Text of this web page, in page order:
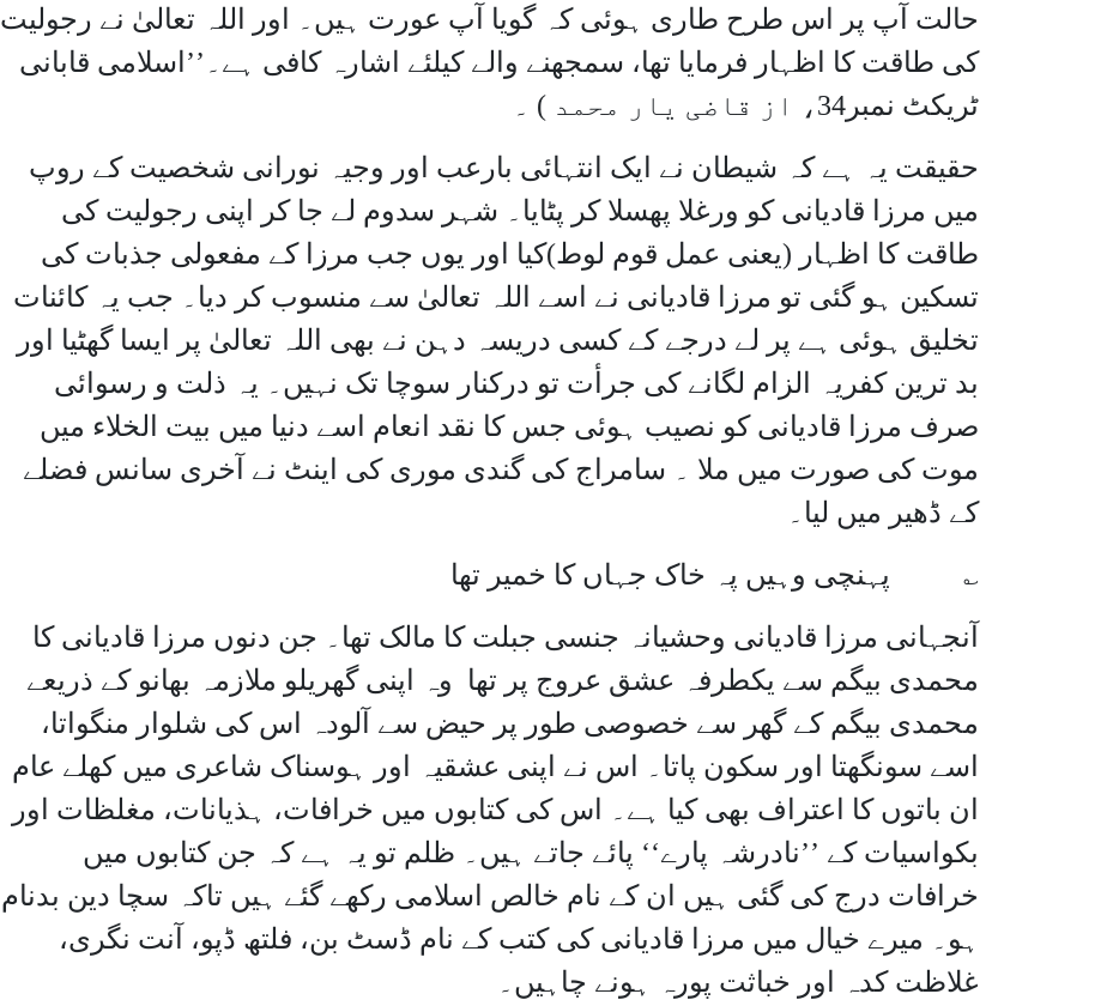
حالت آپ پر اس طرح طاری ہوئی کہ گویا آپ عورت ہیں۔ اور اللہ تعالیٰ نے رجولیت
کی طاقت کا اظہار فرمایا تھا، سمجھنے والے کیلئے اشارہ کافی ہے۔’’اسلامی قابانی
ٹریکٹ نمبر34، از قاضی یار محمد ) ۔
حقیقت یہ ہے کہ شیطان نے ایک انتہائی بارعب اور وجیہ نورانی شخصیت کے روپ
میں مرزا قادیانی کو ورغلا پھسلا کر پٹایا۔ شہر سدوم لے جا کر اپنی رجولیت کی
طاقت کا اظہار (یعنی عمل قوم لوط)کیا اور یوں جب مرزا کے مفعولی جذبات کی
تسکین ہو گئی تو مرزا قادیانی نے اسے اللہ تعالیٰ سے منسوب کر دیا۔ جب یہ کائنات
تخلیق ہوئی ہے پر لے درجے کے کسی دریسہ دہن نے بھی اللہ تعالیٰ پر ایسا گھٹیا اور
بد ترین کفریہ الزام لگانے کی جرأت تو درکنار سوچا تک نہیں۔ یہ ذلت و رسوائی
صرف مرزا قادیانی کو نصیب ہوئی جس کا نقد انعام اسے دنیا میں بیت الخلاء میں
موت کی صورت میں ملا ۔ سامراج کی گندی موری کی اینٹ نے آخری سانس فضلے
کے ڈھیر میں لیا۔
؎ پہنچی وہیں پہ خاک جہاں کا خمیر تھا
آنجہانی مرزا قادیانی وحشیانہ جنسی جبلت کا مالک تھا۔ جن دنوں مرزا قادیانی کا
محمدی بیگم سے یکطرفہ عشق عروج پر تھا وہ اپنی گھریلو ملازمہ بھانو کے ذریعے
محمدی بیگم کے گھر سے خصوصی طور پر حیض سے آلودہ اس کی شلوار منگواتا،
اسے سونگھتا اور سکون پاتا۔ اس نے اپنی عشقیہ اور ہوسناک شاعری میں کھلے عام
ان باتوں کا اعتراف بھی کیا ہے۔ اس کی کتابوں میں خرافات، ہذیانات، مغلظات اور
بکواسیات کے ’’نادرشہ پارے‘‘ پائے جاتے ہیں۔ ظلم تو یہ ہے کہ جن کتابوں میں
خرافات درج کی گئی ہیں ان کے نام خالص اسلامی رکھے گئے ہیں تاکہ سچا دین بدنام
ہو۔ میرے خیال میں مرزا قادیانی کی کتب کے نام ڈسٹ بن، فلتھ ڈپو، آنت نگری،
غلاظت کدہ اور خباثت پورہ ہونے چاہیں۔